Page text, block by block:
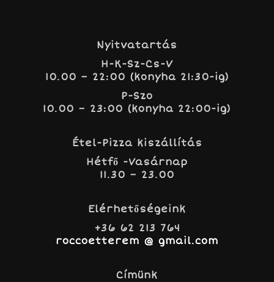
Nyitvatartás
H-K-Sz-Cs-V
10.00 – 22:00 (konyha 21:30-ig)
P-Szo
10.00 – 23:00 (konyha 22:00-ig)
Étel-Pizza kiszállítás
Hétfő -Vasárnap
11.30 – 23.00
Elérhetőségeink
+36 62 213 764
roccoetterem @ gmail.com
Címünk